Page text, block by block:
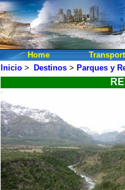
Home
Inicio > Destinos > Parques y